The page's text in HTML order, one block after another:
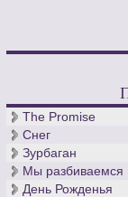
The Promise
Снег
Зурбаган
Мы разбиваемся
День Рожденья